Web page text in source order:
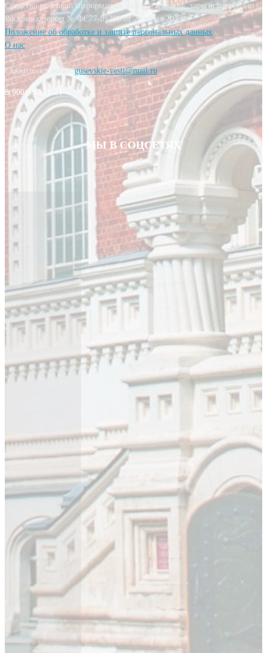
Средство массовой информации, сетевое издание, зарегистрировано
Роскомнадзором № ФС77-85393 от 20 июня 2023 г.
Положение об обработке и защите персональных данных
О нас
Свяжитесь с нами:gusevskie-vesti@mail.ru
8(900)590-21-21
МЫ В СОЦСЕТЯХ